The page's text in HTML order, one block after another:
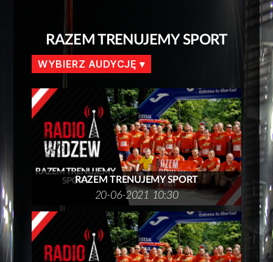
RAZEM TRENUJEMY SPORT
WYBIERZ AUDYCJĘ
RAZEM TRENUJEMY SPORT
20-06-2021 10:30